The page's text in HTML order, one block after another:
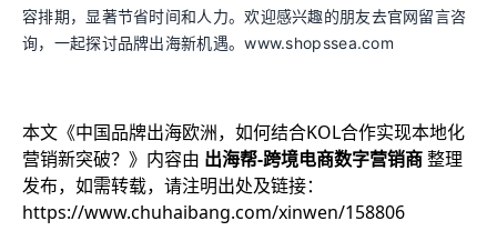
容排期，显著节省时间和人力。欢迎感兴趣的朋友去官网留言咨
询，一起探讨品牌出海新机遇。www.shopssea.com
本文《中国品牌出海欧洲，如何结合KOL合作实现本地化
营销新突破？ 》内容由 出海帮-跨境电商数字营销商整理
发布，如需转载，请注明出处及链接：
https://www.chuhaibang.com/xinwen/158806